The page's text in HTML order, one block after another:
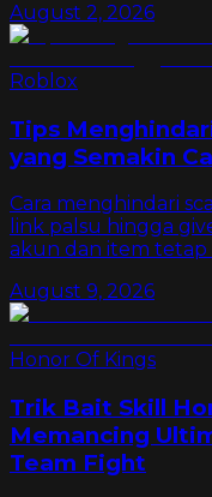
August 2, 2026
Roblox
Tips
yang Semakin
Cara menghindari
link palsu hingga
akun dan item tetap
August 9, 2026
Honor Of Kings
Trik Bait Skill
Memancing
Team Fight